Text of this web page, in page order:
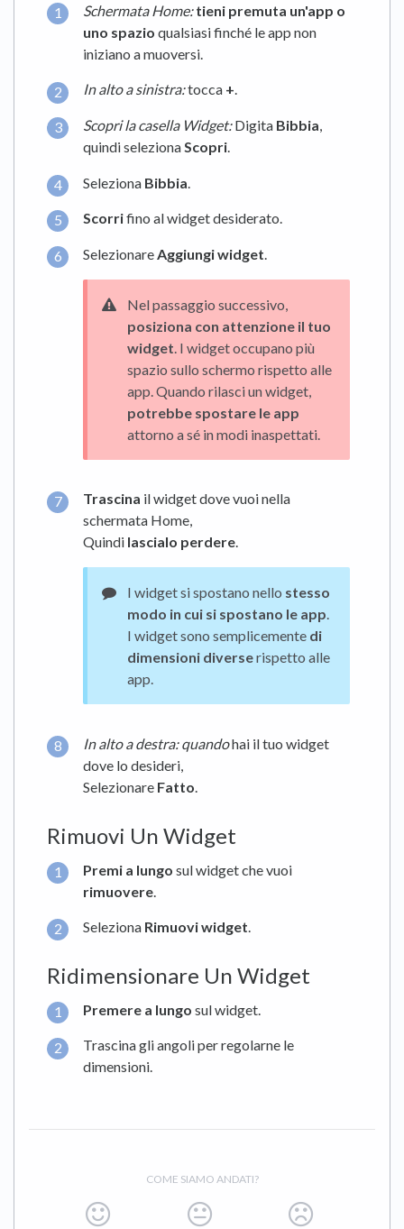
Schermata Home: tieni premuta un'app o
uno spazio qualsiasi finché le app non
iniziano a muoversi.
In alto a sinistra:tocca +.
Scopri la casella Widget:Digita Bibbia,
quindi selezionaScopri.
Seleziona Bibbia
Scorrifino al widget desiderato.
SelezionareAggiungi widget.
Nel passaggio successivo,
posiziona con attenzione il tuo
widget. I widget occupano più
spazio sullo schermo rispetto alle
app. Quando rilasci un widget,
potrebbe spostare le app
attorno a sé in modi inaspettati.
Trascina il widget dove vuoi nella
schermata Home,
Quindi lascialo perdere.
I widget si spostano nello stesso
modo in cui si spostano le app.
I widget sono semplicemente di
dimensioni diverserispetto alle
app.
In alto a destra: quandohai il tuo widget
dove lo desideri,
Selezionare Fatto.
Rimuovi Un Widget
Premi a lungo sul widget che vuoi
rimuovere
Seleziona Rimuovi widget.
Ridimensionare Un Widget
Premere a lungo sul widget.
Trascina gli angoli per regolarne le
dimensioni.
COME SIAMO ANDATI?